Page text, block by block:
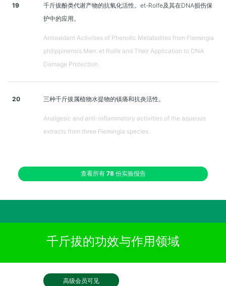
19
千斤拔酚类代谢产物的抗氧化活性。et-Rolfe及其在DNA损伤保
护中的应用。
Antioxidant Activities of Phenolic Metabolites from Flemingia
philippinensis Merr. et Rolfe and Their Application to DNA
Damage Protection.
20 三种千斤拔属植物水提物的镇痛和抗炎活性。
Analgesic and anti-inflammatory activities of the aqueous
extracts from three Flemingia species.
查看所有 78份实验报告
千斤拔的功效与作用领域
高级会员可见